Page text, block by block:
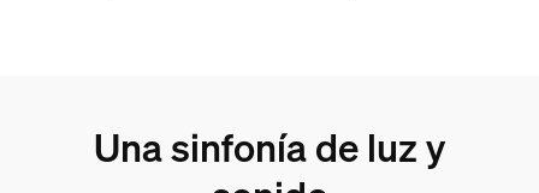
Una sinfonía de luz y